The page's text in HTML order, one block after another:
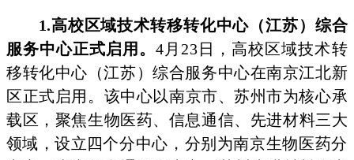
1.高校区域技术转移转化中心（江苏）综合
服务中心正式启用。4月23日，高校区域技术转
移转化中心（江苏）综合服务中心在南京江北新
区正式启用。该中心以南京市、苏州市为核心承
载区，聚焦生物医药、信息通信、先进材料三大
领域，设立四个分中心，分别为南京生物医药分